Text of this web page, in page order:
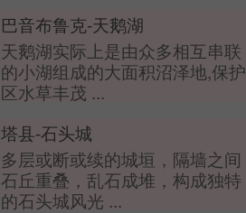
巴音布鲁克-天鹅湖
天鹅湖实际上是由众多相互串联
的小湖组成的大面积沼泽地,保护
区水草丰茂 ...
塔县-石头城
多层或断或续的城垣，隔墙之间
石丘重叠，乱石成堆，构成独特
的石头城风光 ...